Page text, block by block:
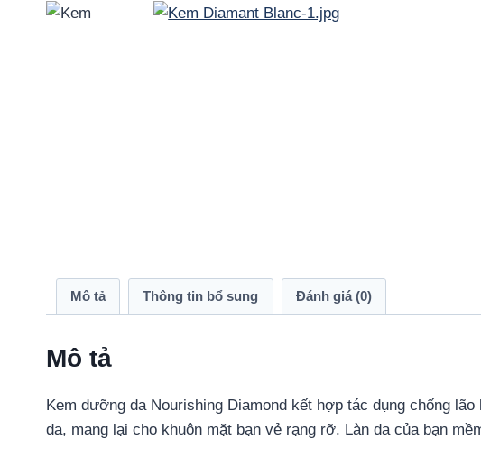
Mô tả Thông tin bổ sung Đánh giá (0)
Mô tả
Kem dưỡng da Nourishing Diamond kết hợp tác dụng chống
da, mang lại cho khuôn mặt bạn vẻ rạng rỡ. Làn da của bạn